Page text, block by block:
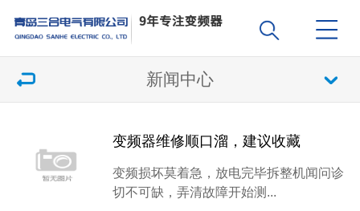
新闻中心
变频器维修顺口溜，建议收藏
变频损坏莫着急，放电完毕拆整机闻问诊
切不可缺，弄清故障开始测...